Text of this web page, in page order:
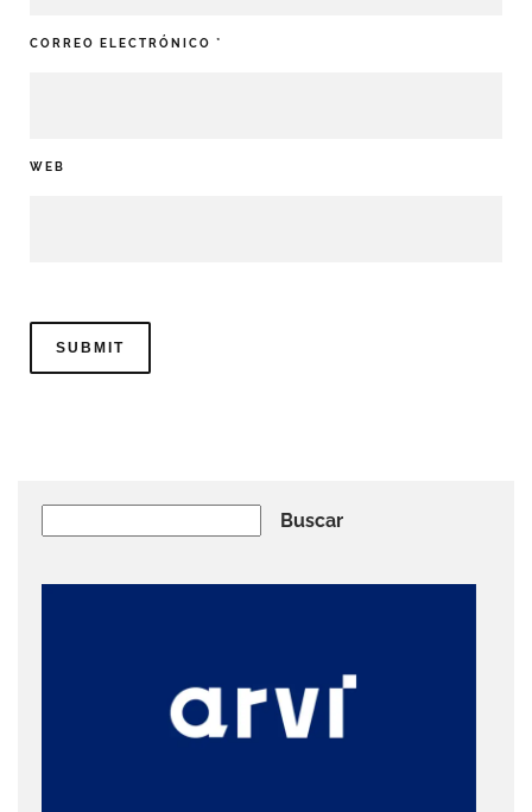
CORREO ELECTRÓNICO *
WEB
Buscar